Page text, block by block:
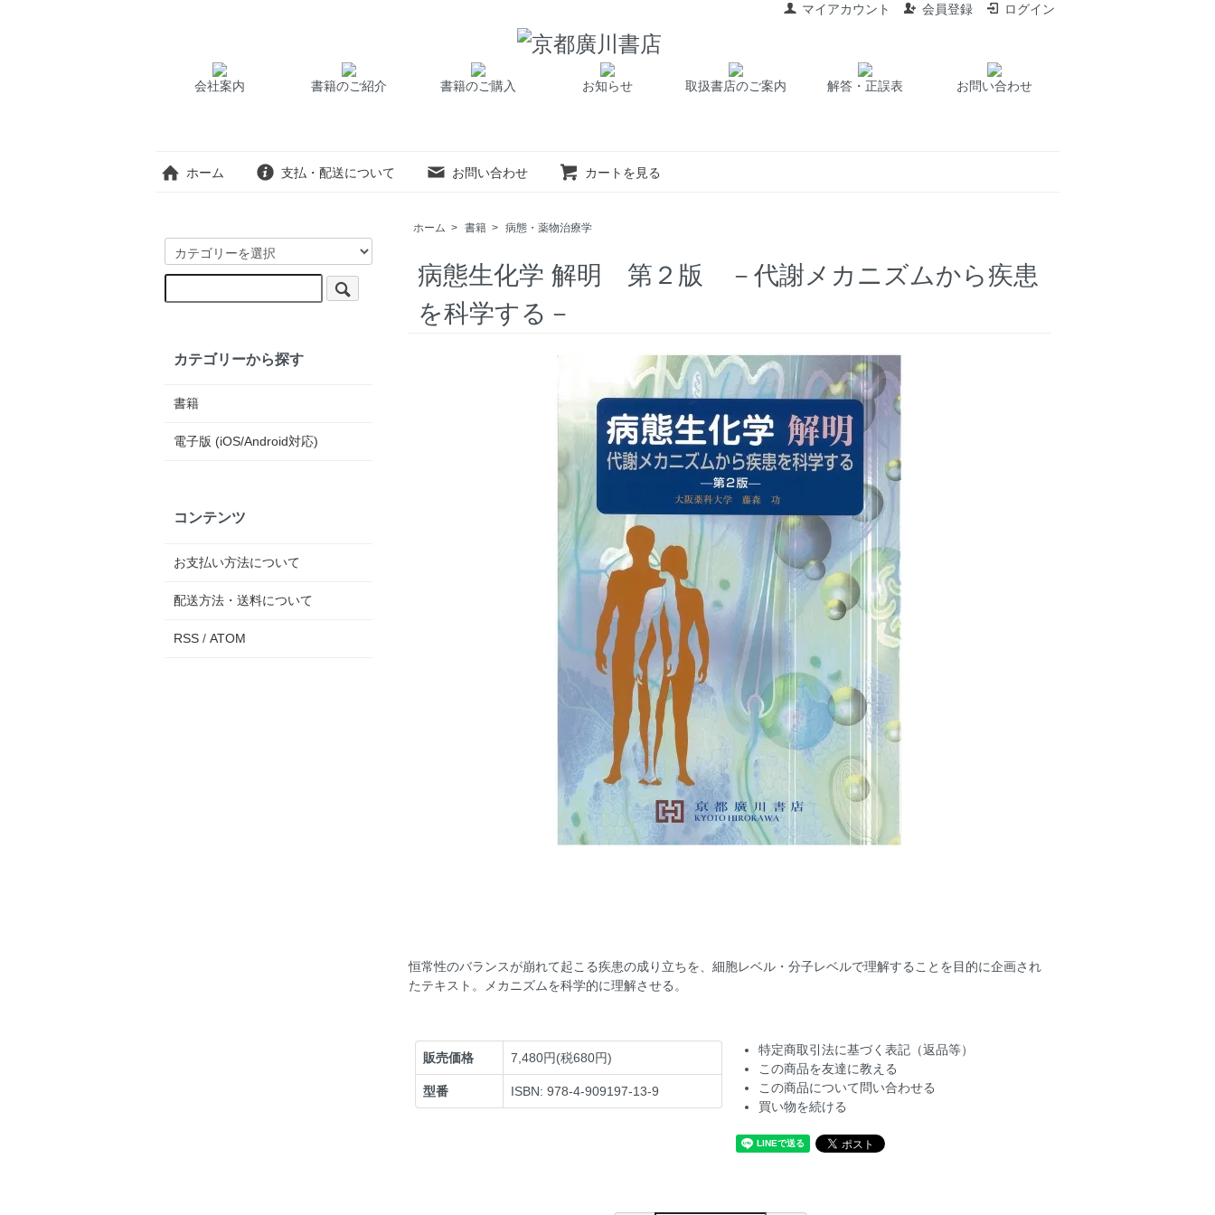
マイアカウント 会員登録 ログイン
会社案内 書籍のご紹介 書籍のご購入 お知らせ 取扱書店のご案内 解答・正誤表 お問い合わせ
ホーム 支払・配送について お問い合わせ カートを見る
ホーム > 書籍 > 病態・薬物治療学
病態生化学 解明 第２版 －代謝メカニズムから疾患
を科学する－
恒常性のバランスが崩れて起こる疾患の成り立ちを、細胞レベル・分子レベルで理解することを目的に企画され
たテキスト。メカニズムを科学的に理解させる。
販売価格 7,480円(税680円)
型番 ISBN: 978-4-909197-13-9
特定商取引法に基づく表記（返品等）
この商品を友達に教える
この商品について問い合わせる
買い物を続ける
カテゴリーから探す
書籍
電子版 (iOS/Android対応)
コンテンツ
お支払い方法について
配送方法・送料について
RSS / ATOM